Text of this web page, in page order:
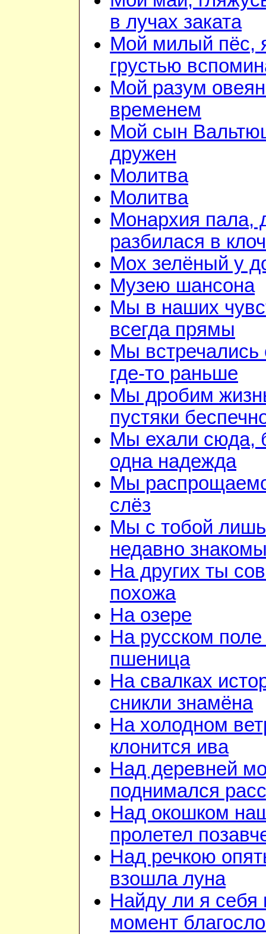
в лучах заката
Мой милый пёс,
грустью
Мой разум
временем
Мой сын
дружен
Молитва
Молитва
Монархия пала,
разбилася в
Мох зелёный у
Музею шансона
Мы в наших
всегда прямы
Мы встречались
где-то раньше
Мы дробим
пустяки
Мы ехали сюда,
одна надежда
Мы
слёз
Мы с тобой лишь
недавно
На других ты
похожа
На озере
На русском поле
пшеница
На свалках
сникли знамёна
На холодном
клонится ива
Над деревней
поднимался
Над окошком
пролетел
Над речкою
взошла луна
Найду ли я себя
момент